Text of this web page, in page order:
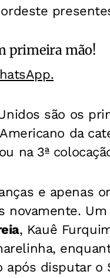
primeira mão!
são os
da
na 3ª
e apenas
novamente.
, Kauê
após disputar o